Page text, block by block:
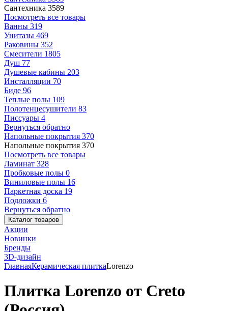
Сантехника 3589
Посмотреть все товары
Ванны 319
Унитазы 469
Раковины 352
Смесители 1805
Душ 77
Душевые кабины 203
Инсталляции 70
Биде 96
Теплые полы 109
Полотенцесушители 83
Писсуары 4
Вернуться обратно
Напольные покрытия 370
Напольные покрытия 370
Посмотреть все товары
Ламинат 328
Пробковые полы 0
Виниловые полы 16
Паркетная доска 19
Подложки 6
Вернуться обратно
Каталог товаров
Акции
Новинки
Бренды
3D-дизайн
ГлавнаяКерамическая плиткаLorenzo
Плитка Lorenzo от Creto